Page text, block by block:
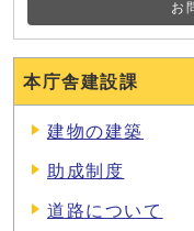
お
本庁舎建設課
建物の建築
助成制度
道路について